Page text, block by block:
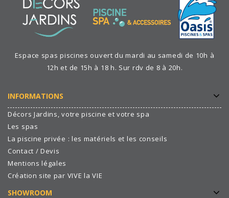
Espace spas piscines ouvert du mardi au samedi de 10h à
12h et de 15h à 18 h. Sur rdv de 8 à 20h.
INFORMATIONS
Décors Jardins, votre piscine et votre spa
Les spas
La piscine privée : les matériels et les conseils
Contact / Devis
Mentions légales
Création site par VIVE la VIE
SHOWROOM